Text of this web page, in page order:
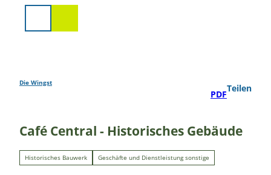
Die Wingst
PDF
Teilen
Café Central - Historisches Gebäude
Historisches Bauwerk Geschäfte und Dienstleistung sonstige